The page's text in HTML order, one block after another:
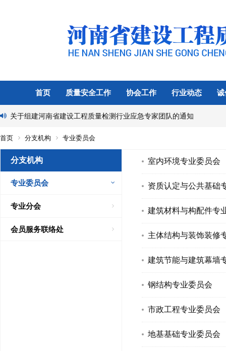
首页 质量安全工作 协会工作 行业动态 诚
关于组建河南省建设工程质量检测行业应急专家团队的通知
首页 分支机构 专业委员会
分支机构
专业委员会
专业分会
会员服务联络处
室内环境专业委员会
资质认定与公共基础
建筑材料与构配件专
主体结构与装饰装修
建筑节能与建筑幕墙
钢结构专业委员会
市政工程专业委员会
地基基础专业委员会